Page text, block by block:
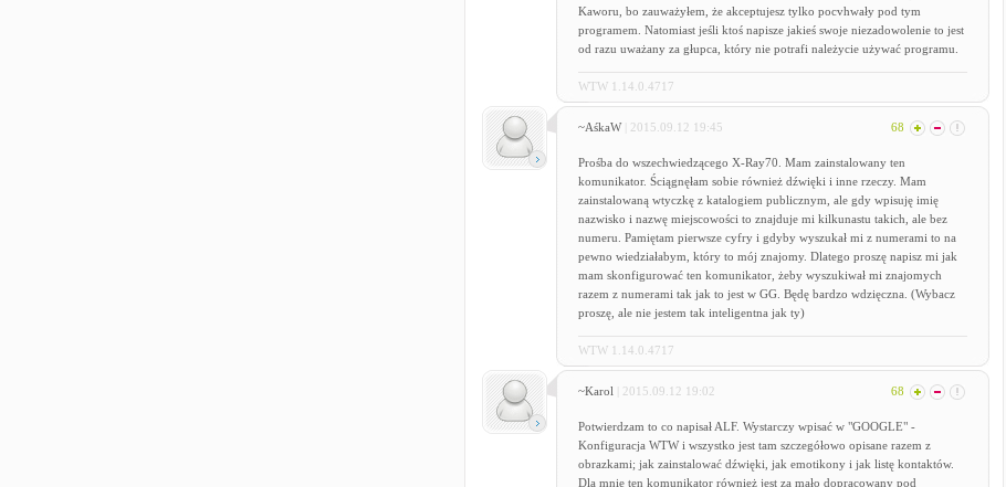
Kaworu, bo zauważyłem, że akceptujesz tylko pocvhwały pod tym
programem. Natomiast jeśli ktoś napisze jakieś swoje niezadowolenie to jest
od razu uważany za głupca, który nie potrafi należycie używać programu.
WTW 1.14.0.4717
~AśkaW | 2015.09.12 19:45 68
Prośba do wszechwiedzącego X-Ray70. Mam zainstalowany ten
komunikator. Ściągnęłam sobie również dźwięki i inne rzeczy. Mam
zainstalowaną wtyczkę z katalogiem publicznym, ale gdy wpisuję imię
nazwisko i nazwę miejscowości to znajduje mi kilkunastu takich, ale bez
numeru. Pamiętam pierwsze cyfry i gdyby wyszukał mi z numerami to na
pewno wiedziałabym, który to mój znajomy. Dlatego proszę napisz mi jak
mam skonfigurować ten komunikator, żeby wyszukiwał mi znajomych
razem z numerami tak jak to jest w GG. Będę bardzo wdzięczna. (Wybacz
proszę, ale nie jestem tak inteligentna jak ty)
WTW 1.14.0.4717
~Karol | 2015.09.12 19:02 68
Potwierdzam to co napisał ALF. Wystarczy wpisać w "GOOGLE" -
Konfiguracja WTW i wszystko jest tam szczegółowo opisane razem z
obrazkami; jak zainstalować dźwięki, jak emotikony i jak listę kontaktów.
Dla mnie ten komunikator również jest za mało dopracowany pod